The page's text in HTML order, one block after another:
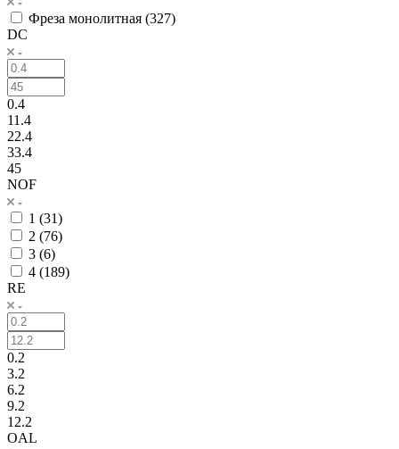
Фреза монолитная (327)
DC
0.4
11.4
22.4
33.4
45
NOF
1 (31)
2 (76)
3 (6)
4 (189)
RE
0.2
3.2
6.2
9.2
12.2
OAL